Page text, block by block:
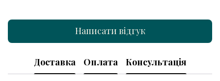
Написати відгук
Доставка Оплата Консультація